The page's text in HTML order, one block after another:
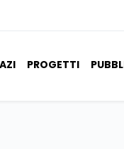
PROGETTI